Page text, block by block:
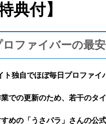
典付】
ロファイバーの最
ト独自でほぼ毎日プロファイ
での更新のため、若干のタ
めの「うさパラ」さんの公